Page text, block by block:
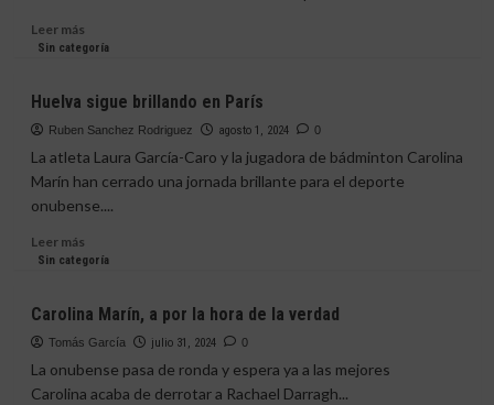
Leer másLeer
más
empuja
a
España
semifinales
los
Sin categoría
Huelva sigue brillando en París
Ruben Sanchez Rodriguez agosto 1, 2024 0
La atleta Laura García-Caro y la jugadora de bádminton Carolina
Marín han cerrado una jornada brillante para el deporte
onubense....
Leer másLeer
más
sigue
brillando
en
Sin categoría
Carolina Marín, a por la hora de la verdad
Tomás García julio 31, 2024 0
La onubense pasa de ronda y espera ya a las mejores
Carolina acaba de derrotar a Rachael Darragh...